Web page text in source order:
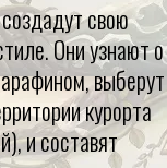
свою
Они узнают о
выберут
курорта
и составят